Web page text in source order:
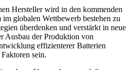
Hersteller wird in den kommenden
globalen Wettbewerb bestehen zu
überdenken und verstärkt in neue
Ausbau der Produktion von
effizienterer Batterien
sein.